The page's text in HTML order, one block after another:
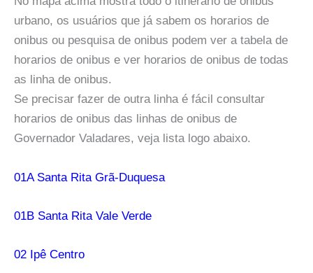
urbano, os usuários que já sabem os horarios de
onibus ou pesquisa de onibus podem ver a tabela de
horarios de onibus e ver horarios de onibus de todas
as linha de onibus.
Se precisar fazer de outra linha é fácil consultar
horarios de onibus das linhas de onibus de
Governador Valadares, veja lista logo abaixo.
01A Santa Rita Grã-Duquesa
01B Santa Rita Vale Verde
02 Ipê Centro